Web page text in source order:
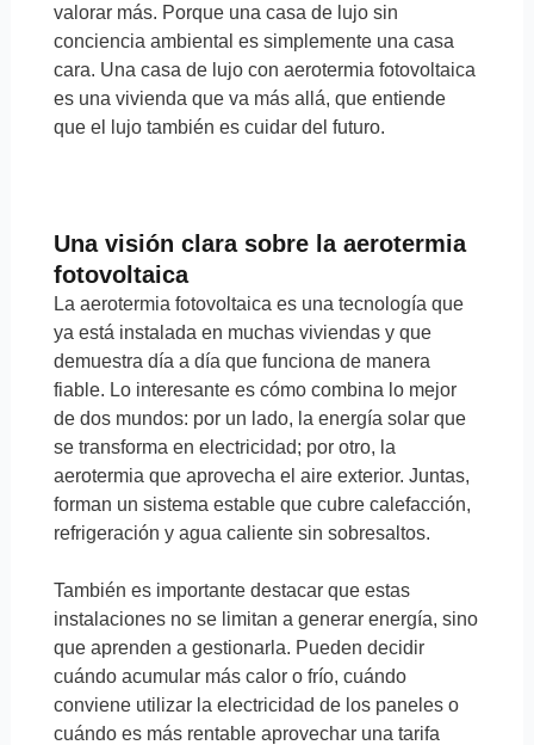
valorar más. Porque una casa de lujo sin
conciencia ambiental es simplemente una casa
cara. Una casa de lujo con aerotermia fotovoltaica
es una vivienda que va más allá, que entiende
que el lujo también es cuidar del futuro.
Una visión clara sobre la aerotermia
fotovoltaica
La aerotermia fotovoltaica es una tecnología que
ya está instalada en muchas viviendas y que
demuestra día a día que funciona de manera
fiable. Lo interesante es cómo combina lo mejor
de dos mundos: por un lado, la energía solar que
se transforma en electricidad; por otro, la
aerotermia que aprovecha el aire exterior. Juntas,
forman un sistema estable que cubre calefacción,
refrigeración y agua caliente sin sobresaltos.
También es importante destacar que estas
instalaciones no se limitan a generar energía, sino
que aprenden a gestionarla. Pueden decidir
cuándo acumular más calor o frío, cuándo
conviene utilizar la electricidad de los paneles o
cuándo es más rentable aprovechar una tarifa